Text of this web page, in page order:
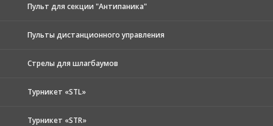
Пульт для секции "Антипаника"
Пульты дистанционного управления
Стрелы для шлагбаумов
Турникет «STL»
Турникет «STR»